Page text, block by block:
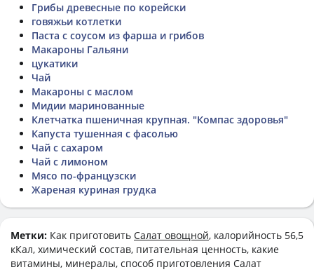
Грибы древесные по корейски
говяжьи котлетки
Паста с соусом из фарша и грибов
Макароны Гальяни
цукатики
Чай
Макароны с маслом
Мидии маринованные
Клетчатка пшеничная крупная. "Компас здоровья"
Капуста тушенная с фасолью
Чай с сахаром
Чай с лимоном
Мясо по-французски
Жареная куриная грудка
Метки: Как приготовить Салат овощной, калорийность 56,5
кКал, химический состав, питательная ценность, какие
витамины, минералы, способ приготовления Салат